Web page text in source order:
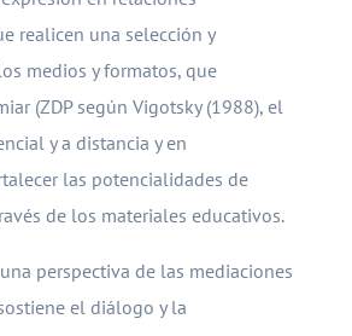
realicen una selección y
medios y formatos, que
(ZDP según Vigotsky (1988), el
y a distancia y en
las potencialidades de
de los materiales educativos.
perspectiva de las mediaciones
el diálogo y la